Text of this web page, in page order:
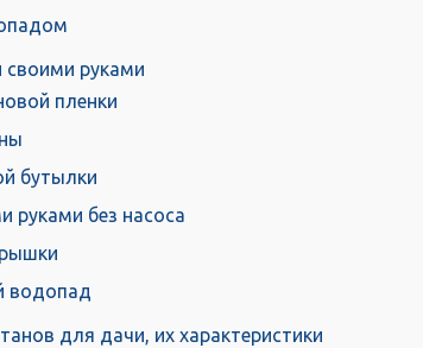
своими руками
пленки
бутылки
руками без насоса
водопад
для дачи, их характеристики